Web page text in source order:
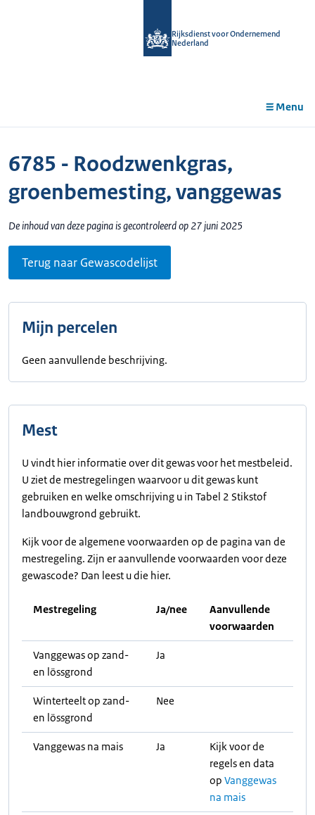
Rijksdienst voor Ondernemend
Nederland
Menu
6785 - Roodzwenkgras,
groenbemesting, vanggewas
De inhoud van deze pagina is gecontroleerd op 27 juni 2025
Terug naar Gewascodelijst
Mijn percelen
Geen aanvullende beschrijving.
Mest
U vindt hier informatie over dit gewas voor het mestbeleid.
U ziet de mestregelingen waarvoor u dit gewas kunt
gebruiken en welke omschrijving u in Tabel 2 Stikstof
landbouwgrond gebruikt.
Kijk voor de algemene voorwaarden op de pagina van de
mestregeling. Zijn er aanvullende voorwaarden voor deze
gewascode? Dan leest u die hier.
Mestregeling Ja/nee
Aanvullende
voorwaarden
Vanggewas op zand-
en lössgrond
Ja
Winterteelt op zand-
en lössgrond
Nee
Vanggewas na mais Ja
Kijk voor de
regels en data
op Vanggewas
na mais